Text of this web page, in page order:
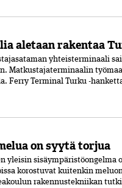
aletaan rakentaa
yhteisterminaali
Matkustajaterminaalin
Ferry Terminal Turku -
on syytä torjua
yleisin sisä­ympäristöongelma
korostuvat kuitenkin
rakennustekniikan